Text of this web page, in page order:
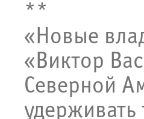
**
«Новые
«Виктор
Северной
удерживать